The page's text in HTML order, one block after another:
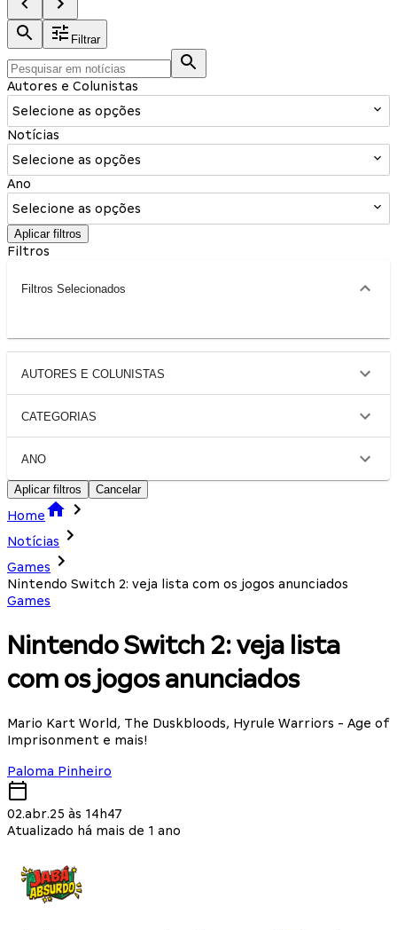
Filtrar
Autores e Colunistas
Selecione as opções
Notícias
Selecione as opções
Ano
Selecione as opções
Aplicar filtros
Filtros
Filtros Selecionados
AUTORES E COLUNISTAS
CATEGORIAS
ANO
Aplicar filtros Cancelar
Home
Notícias
Games
Nintendo Switch 2: veja lista com os jogos anunciados
Games
Nintendo Switch 2: veja lista
com os jogos anunciados
Mario Kart World, The Duskbloods, Hyrule Warriors - Age of
Imprisonment e mais!
Paloma Pinheiro
02.abr.25 às 14h47
Atualizado há mais de 1 ano